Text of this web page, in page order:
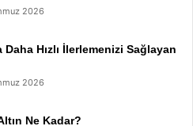
2026
Hızlı İlerlemenizi Sağlayan
2026
Ne Kadar?